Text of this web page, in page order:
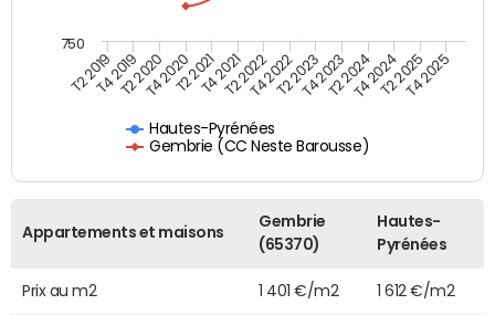
Hautes-Pyrénées
Gembrie (CC Neste Barousse)
T2 2019T4 2019T2 2020T4 2020T2 2021T4 2021T2 2022T4 2022T2 2023T4 2023T2 2024T4 2024T2 2025T4 2025
750
Appartements et maisons
Gembrie
(65370)
Hautes-
Pyrénées
Prix au m2 1 401 €/m2 1 612 €/m2